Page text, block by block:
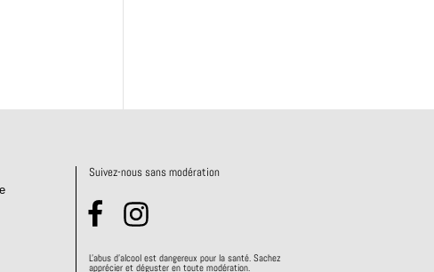
Suivez-nous sans modération
L'abus d'alcool est dangereux pour la santé. Sachez
apprécier et déguster en toute modération.